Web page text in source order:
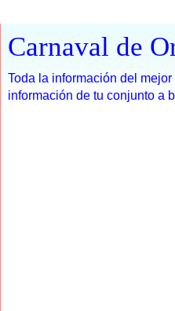
Carnaval de
Toda la información del
información de tu conjunto a